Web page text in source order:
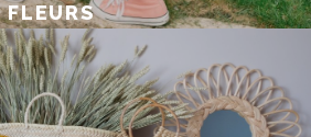
FLEURS